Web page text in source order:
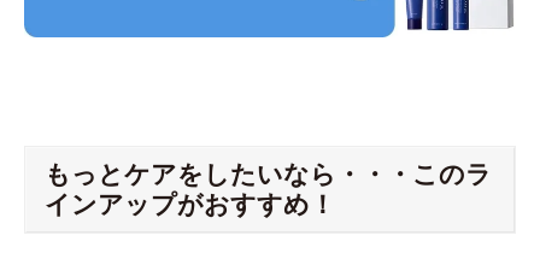
もっとケアをしたいなら・・・このラ
インアップがおすすめ！